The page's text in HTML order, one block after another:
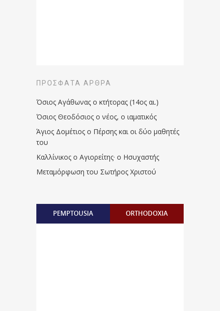
ΠΡΌΣΦΑΤΑ ΆΡΘΡΑ
Όσιος Αγάθωνας ο κτήτορας (14ος αι.)
Όσιος Θεοδόσιος ο νέος, ο ιαματικός
Άγιος Δομέτιος ο Πέρσης και οι δύο μαθητές
του
Καλλίνικος ο Αγιορείτης · ο Ησυχαστής
Μεταμόρφωση του Σωτήρος Χριστού
PEMPTOUSIA ORTHODOXIA